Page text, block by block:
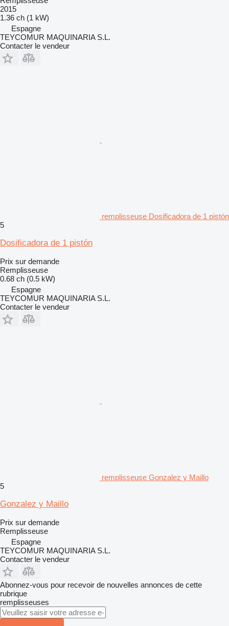
2015
1.36 ch (1 kW)
Espagne
TEYCOMUR MAQUINARIA S.L.
Contacter le vendeur
remplisseuse Dosificadora de 1 pistón
5
Dosificadora de 1 pistón
Prix sur demande
Remplisseuse
0.68 ch (0.5 kW)
Espagne
TEYCOMUR MAQUINARIA S.L.
Contacter le vendeur
remplisseuse Gonzalez y Maillo
5
Gonzalez y Maillo
Prix sur demande
Remplisseuse
Espagne
TEYCOMUR MAQUINARIA S.L.
Contacter le vendeur
Abonnez-vous pour recevoir de nouvelles annonces de cette
rubrique
remplisseuses